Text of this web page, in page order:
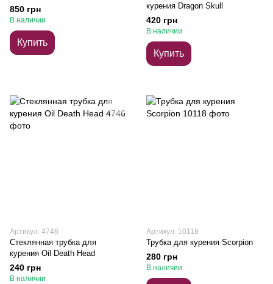
850 грн
В наличии
Купить
курения Dragon Skull
420 грн
В наличии
Купить
Артикул: 4746
Стеклянная трубка для
курения Oil Death Head
240 грн
В наличии
Артикул: 10118
Трубка для курения Scorpion
280 грн
В наличии